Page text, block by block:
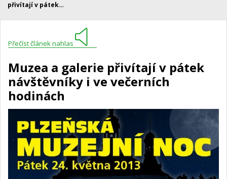
přivítají v pátek…
Přečíst článek nahlas
Muzea a galerie přivítají v pátek
návštěvníky i ve večerních
hodinách